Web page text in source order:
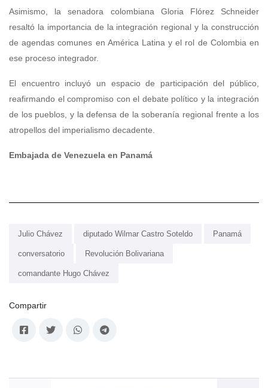
Asimismo, la senadora colombiana Gloria Flórez Schneider
resaltó la importancia de la integración regional y la construcción
de agendas comunes en América Latina y el rol de Colombia en
ese proceso integrador.
El encuentro incluyó un espacio de participación del público,
reafirmando el compromiso con el debate político y la integración
de los pueblos, y la defensa de la soberanía regional frente a los
atropellos del imperialismo decadente.
Embajada de Venezuela en Panamá
Julio Chávez diputado Wilmar Castro Soteldo Panamá
conversatorio Revolución Bolivariana
comandante Hugo Chávez
Compartir